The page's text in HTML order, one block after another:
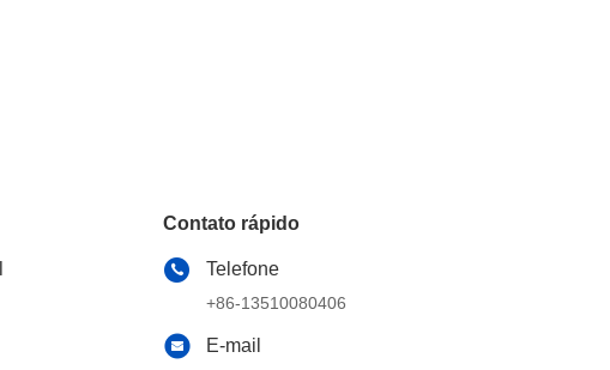
Contato rápido
Telefone
+86-13510080406
E-mail